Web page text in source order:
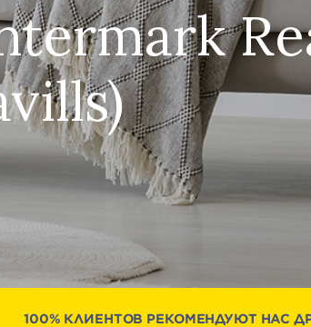
100% КЛИЕНТОВ РЕКОМЕНДУЮТ НАС